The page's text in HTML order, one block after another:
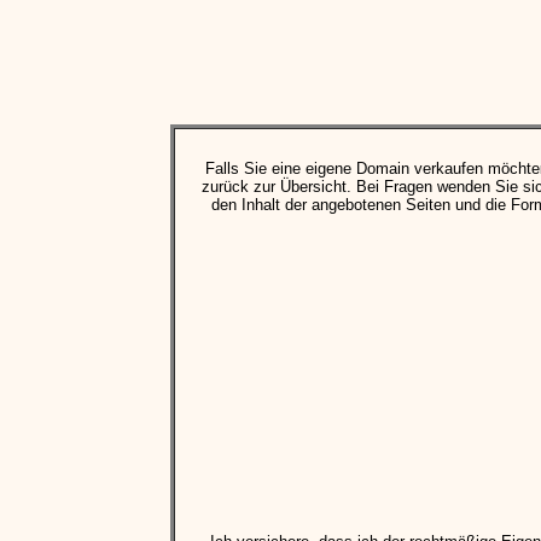
Falls Sie eine eigene Domain verkaufen
zurück zur Übersicht. Bei Fragen wenden Sie
den Inhalt der angebotenen Seiten und die